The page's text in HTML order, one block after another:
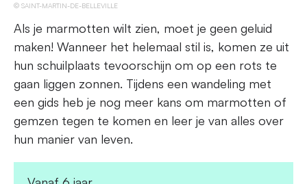
SAINT-MARTIN-DE-BELLEVILLE
Als je marmotten wilt zien, moet je geen geluid
maken! Wanneer het helemaal stil is, komen ze uit
hun schuilplaats tevoorschijn om op een rots te
gaan liggen zonnen. Tijdens een wandeling met
een gids heb je nog meer kans om marmotten of
gemzen tegen te komen en leer je van alles over
hun manier van leven.